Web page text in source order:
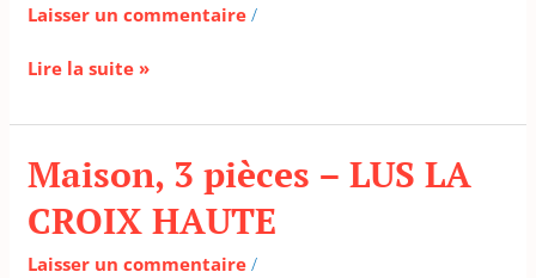
Laisser un commentaire /
Lire la suite »
Maison, 3 pièces – LUS LA
CROIX HAUTE
Laisser un commentaire /
Maison,
3
pièces